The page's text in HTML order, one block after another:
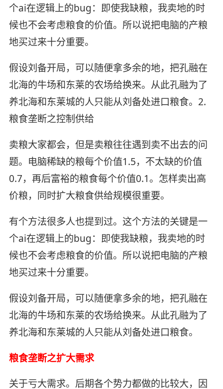
个ai在逻辑上的bug：即使我缺粮，我卖地的时
候也不会考虑粮食的价值。所以说把电脑的产粮
地买过来十分重要。
假设刘备开局，可以随便拿多余的地，把孔融在
北海的牛场和东莱的农场给换来。从此孔融为了
养北海和东莱城的人只能从刘备处进口粮食。2.
粮食垄断之控制供给
卖粮大家都会，但是卖粮往往遇到卖不出去的问
题。电脑稀缺的粮每个价值1.5，不太缺的价值
0.7，再后富裕的粮食每个价值0.1。怎样卖出高
价粮，同时扩大粮食供给规模很重要。
有个方法很多人也提到过。这个方法的关键是一
个ai在逻辑上的bug：即使我缺粮，我卖地的时
候也不会考虑粮食的价值。所以说把电脑的产粮
地买过来十分重要。
假设刘备开局，可以随便拿多余的地，把孔融在
北海的牛场和东莱的农场给换来。从此孔融为了
养北海和东莱城的人只能从刘备处进口粮食。
粮食垄断之扩大需求
关于亏大需求。后期各个势力都做的比较大，因